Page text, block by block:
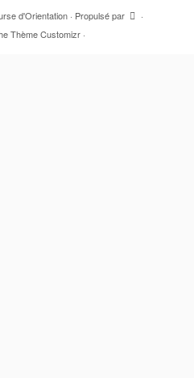
d'Orientation· Propulsé par
·
Thème Customizr·